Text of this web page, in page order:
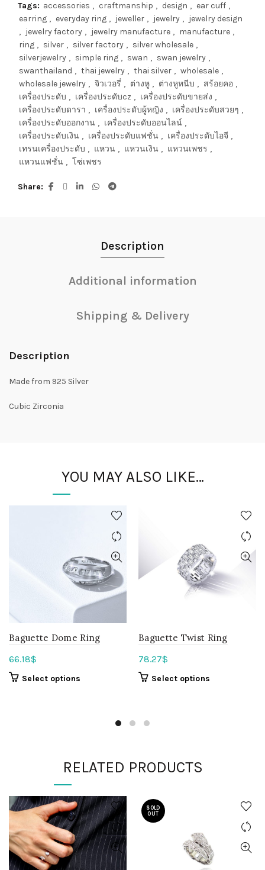
Tags: accessories , craftmanship , design , ear cuff ,
earring , everyday ring , jeweller , jewelry , jewelry design
, jewelry factory , jewelry manufacture , manufacture ,
ring , silver , silver factory , silver wholesale ,
silverjewelry , simple ring , swan , swan jewelry ,
swanthailand , thai jewelry , thai silver , wholesale ,
wholesale jewelry , จิวเวอรี่ , ต่างหู , ต่างหูหนีบ , สร้อยคอ ,
เครื่องประดับ , เครื่องประดับcz , เครื่องประดับขายส่ง ,
เครื่องประดับดารา , เครื่องประดับผู้หญิง , เครื่องประดับสวยๆ ,
เครื่องประดับออกงาน , เครื่องประดับออนไลน์ ,
เครื่องประดับเงิน , เครื่องประดับแฟชั่น , เครื่องประดับไอจี ,
เทรนเครื่องประดับ , แหวน , แหวนเงิน , แหวนเพชร ,
แหวนแฟชั่น , โซ่เพชร
Share
Description
Additional information
Shipping & Delivery
Description
Made from 925 Silver
Cubic Zirconia
YOU MAY ALSO LIKE…
Baguette Dome Ring
66.18$
Select options
Baguette Twist Ring
78.27$
Select options
RELATED PRODUCTS
SOLD
OUT